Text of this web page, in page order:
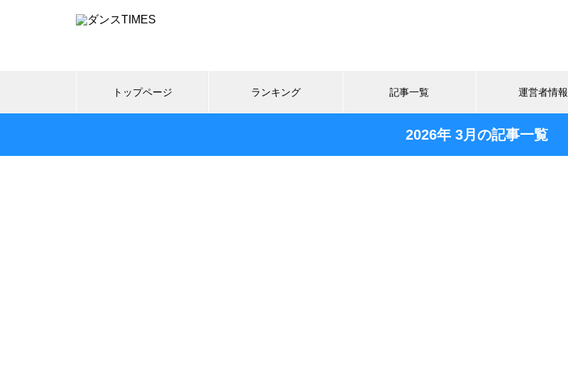
トップページ ランキング 記事一覧 運営者情報
2026年 3月の記事一覧